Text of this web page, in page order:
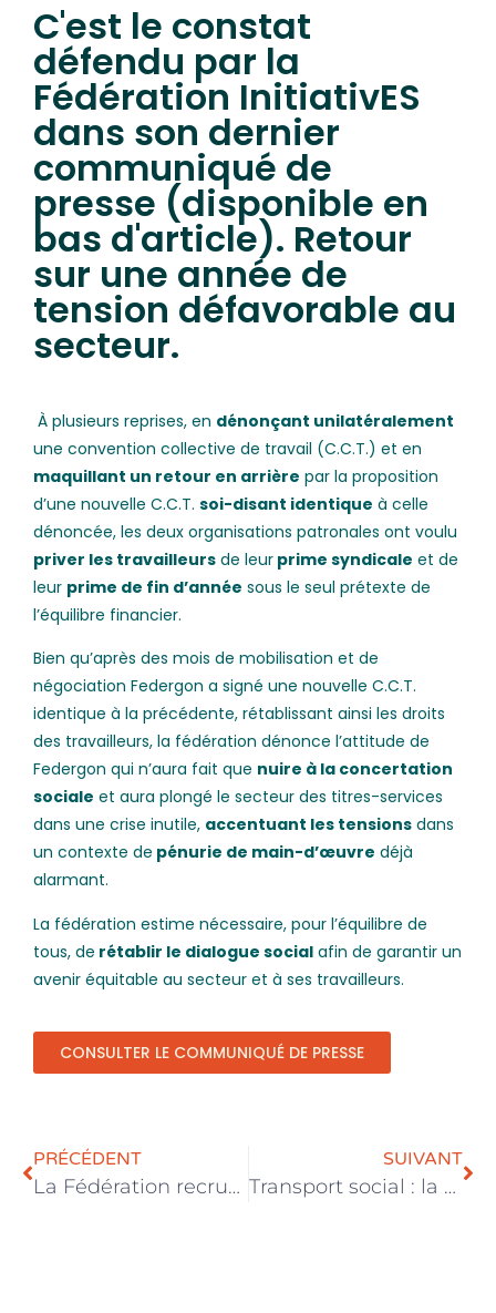
C'est le constat
défendu par la
Fédération InitiativES
dans son dernier
communiqué de
presse (disponible en
bas d'article). Retour
sur une année de
tension défavorable au
secteur.
À plusieurs reprises, en dénonçant unilatéralement
une convention collective de travail (C.C.T.) et en
maquillant un retour en arrière par la proposition
d’une nouvelle C.C.T. soi-disant identique à celle
dénoncée, les deux organisations patronales ont voulu
priver les travailleurs de leur prime syndicale et de
leur prime de fin d’année sous le seul prétexte de
l’équilibre financier.
Bien qu’après des mois de mobilisation et de
négociation Federgon a signé une nouvelle C.C.T.
identique à la précédente, rétablissant ainsi les droits
des travailleurs, la fédération dénonce l’attitude de
Federgon qui n’aura fait que nuire à la concertation
sociale et aura plongé le secteur des titres-services
dans une crise inutile, accentuant les tensions dans
un contexte de pénurie de main-d’œuvre déjà
alarmant.
La fédération estime nécessaire, pour l’équilibre de
tous, de rétablir le dialogue social afin de garantir un
avenir équitable au secteur et à ses travailleurs.
CONSULTER LE COMMUNIQUÉ DE PRESSE
PRÉCÉDENT
La Fédération recrute un·e conseiller·ère économie sociale
SUIVANT
Transport social : la nouvelle législation entre en vigueur le 1er décembre 2024